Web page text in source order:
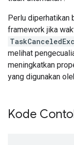
Perlu diperhatikan
framework jika
melihat
meningkatkan
yang digunakan
Kode